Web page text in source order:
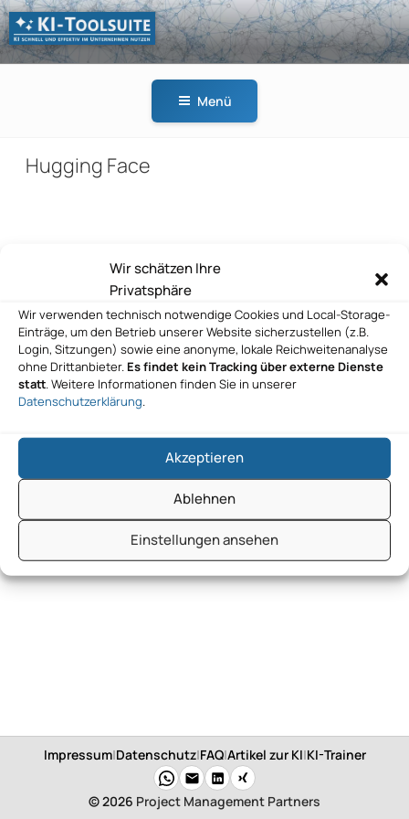
Wir schätzen Ihre
Privatsphäre
Wir verwenden technisch notwendige Cookies und Local-Storage-
Einträge, um den Betrieb unserer Website sicherzustellen (z.B.
Login, Sitzungen) sowie eine anonyme, lokale Reichweitenanalyse
ohne Drittanbieter. Es findet kein Tracking über externe Dienste
statt. Weitere Informationen finden Sie in unserer
Datenschutzerklärung.
Akzeptieren
Ablehnen
Einstellungen ansehen
Zum
Inhalt
springen
KI-
Menü
Hugging Face
Beitragsnavigation
Hugging Face
Nächster
Beitrag
WEITER
Hugging Face
Impressum|Datenschutz|FAQ|Artikel zur KI|KI-Trainer
© 2026 Project Management Partners